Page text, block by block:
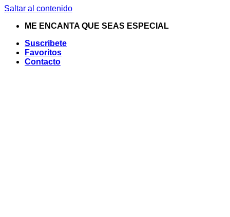
Saltar al contenido
ME ENCANTA QUE SEAS ESPECIAL
Suscribete
Favoritos
Contacto